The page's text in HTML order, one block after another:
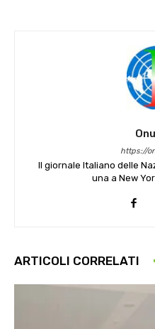
https://
Il giornale Italiano delle
una a New
ARTICOLI CORRELATI